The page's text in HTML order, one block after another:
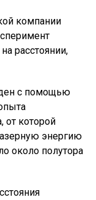
компании
расстоянии,
с помощью
от которой
энергию
около полутора